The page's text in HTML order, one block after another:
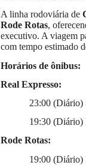
A linha rodoviária de
Rode Rotas,
executivo. A viagem
com tempo estimado
Horários de ônibus:
Real Expresso:
23:00 (Diário)
19:30
Rode Rotas:
19:00 (Diário)